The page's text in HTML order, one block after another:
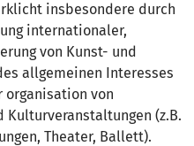
insbesondere durch
internationaler,
von Kunst- und
allgemeinen Interesses
organisation von
Kulturveranstaltungen (z.B.
Theater, Ballett).